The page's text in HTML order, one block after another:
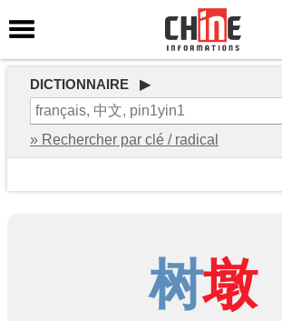
DICTIONNAIRE ▶
» Rechercher par clé / radical
树墩